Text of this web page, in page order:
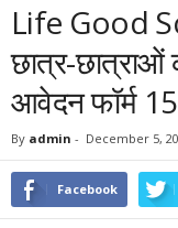
Life Good
छात्र-छात्राओं
आवेदन फॉर्म
By admin - December 5,
Facebook